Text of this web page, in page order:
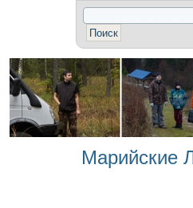
Марийские